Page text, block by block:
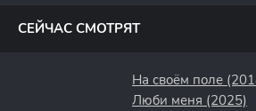
СЕЙЧАС СМОТРЯТ
На своём поле
Люби меня (2025)